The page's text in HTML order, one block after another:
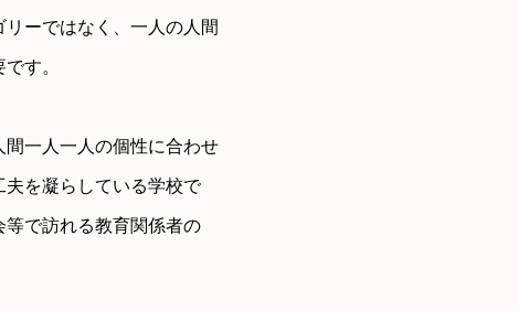
ーではなく、一人の人間
す。
一人一人の個性に合わせ
を凝らしている学校で
で訪れる教育関係者の